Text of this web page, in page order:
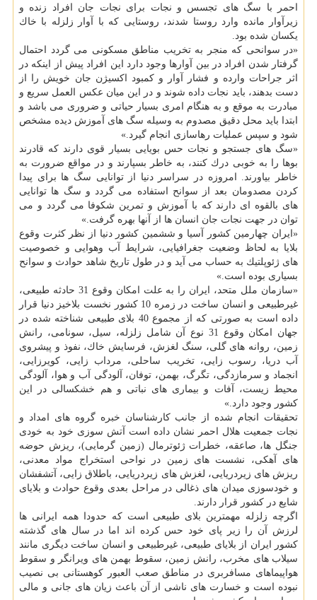
احمر با سگ های تجسس و نجات برای نجات جان افراد زنده و
زیرآوار مانده وارد روستا شدند، روستایی كه با آوار زلزله با خاك
یكسان شده بود.
«در سوانحی كه منجر به تخریب مناطق مسكونی می گردد احتمال
گرفتار شدن افراد در بین آوارها وجود دارد این افراد پیش از اینكه در
اثر جراحات وارده و فشار آوار و كمبود اكسیژن جان خویش را از
دست بدهند، باید نجات داده شوند و در این میان عكس العمل سریع و
مبادرت به موقع و به هنگام امری بسیار حیاتی و ضروری می باشد و
ابتدا باید محل دقیق مصدوم به وسیله سگ های آموزش دیده مشخص
شود و سپس عملیات رهاسازی انجام گیرد.»
«سگ های جستجو و نجات حس بویایی بسیار قوی دارند كه قادرند
بوها را به خوبی درك كنند، به خاطر بسپارند و در مواقع ضرورت به
خاطر بیاورند. امروزه در سراسر دنیا از توانایی سگ ها برای پیدا
كردن مصدومان بعد از سوانح استفاده می گردد و سگ ها توانایی
های بالقوه ای دارند كه با آموزش و تمرین شكوفا می گردد و می
توان در جهت نجات جان انسان ها از آنها بهره گرفت.»
«ایران چهارمین كشور آسیا و ششمین كشور دنیا از نظر كثرت وقوع
بلایا به لحاظ وضعیت جغرافیایی، شرایط آب وهوایی و خصوصیت
های ژئوپلتیك به حساب می آید و در طول تاریخ شاهد حوادث و سوانح
بسیاری بوده است.»
«سازمان ملل متحد، ایران را به علت امكان وقوع 31 حادثه طبیعی،
غیرطبیعی و انسان ساخت در زمره 10 كشور نخست بلاخیز دنیا قرار
داده است به صورتی كه از مجموع 40 بلای طبیعی شناخته شده در
جهان امكان وقوع 31 نوع آن شامل زلزله، سیل، سونامی، رانش
زمین، روانه های گلی، سنگ لغزش، فرسایش خاك، نفوذ و پیشروی
آب دریا، رسوب زایی، تخریب ساحلی، مرداب زایی، كویرزایی،
انجماد و سرمازدگی، تگرگ، بهمن، توفان، آلودگی آب و هوا، آلودگی
محیط زیست، آفات و بیماری های نباتی و هم خشكسالی در این
كشور وجود دارد.»
تحقیقات انجام شده از جانب كارشناسان خبره گروه های امداد و
نجات جمعیت هلال احمر نشان داده است آتش سوزی خود به خودی
جنگل ها، صاعقه، خطرات ژئوترمال (زمین گرمایی)، ریزش حوضه
های آهكی، نشست های زمین در نواحی استخراج مواد معدنی،
ریزش های زیردریایی، لغزش های زیردریایی، باطلاق زایی، آتشفشان
و خودسوزی میدان های ذغالی در مراحل بعدی وقوع حوادث و بلایای
شایع در كشور قرار دارند.
اگرچه زلزله مهمترین بلای طبیعی است كه حدودا همه ایرانی ها
لرزش آن را زیر پای خود حس كرده اند اما در سال های گذشته
كشور ایران از بلایای طبیعی، غیرطبیعی و انسان ساخت دیگری مانند
سیلاب های مخرب، رانش زمین، سقوط بهمن های ویرانگر و سقوط
هواپیماهای مسافربری در مناطق صعب العبور كوهستانی بی نصیب
نبوده است و خسارت های ناشی از آن باعث زیان های جانی و مالی